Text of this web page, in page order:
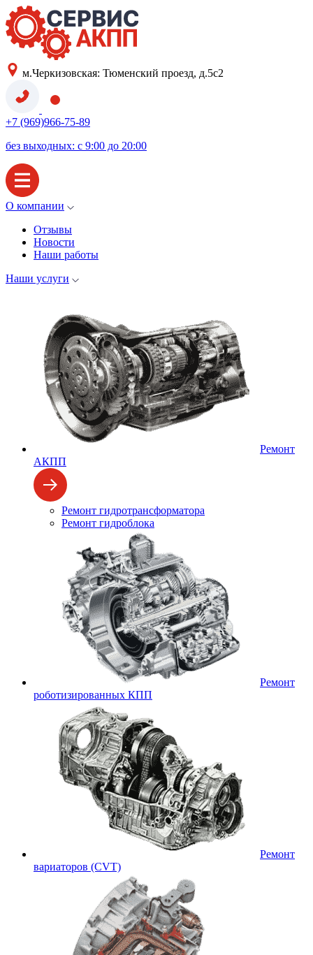
м.Черкизовская: Тюменский проезд, д.5с2
+7 (969)966-75-89
без выходных: с 9:00 до 20:00
О компании
Отзывы
Новости
Наши работы
Наши услуги
Ремонт
АКПП
Ремонт гидротрансформатора
Ремонт гидроблока
Ремонт
роботизированных КПП
Ремонт
вариаторов (CVT)